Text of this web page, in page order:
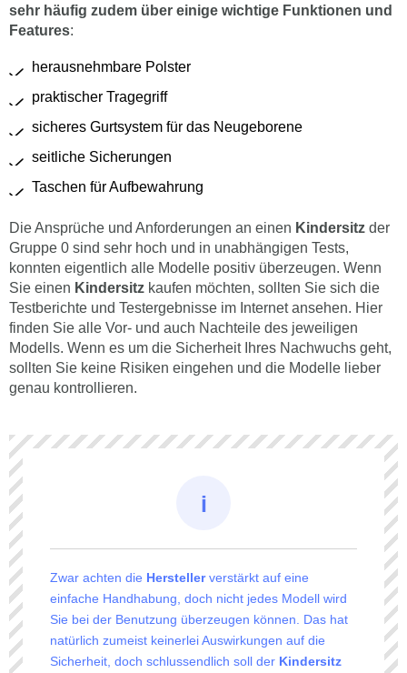
sehr häufig zudem über einige wichtige Funktionen und
Features:
herausnehmbare Polster
praktischer Tragegriff
sicheres Gurtsystem für das Neugeborene
seitliche Sicherungen
Taschen für Aufbewahrung
Die Ansprüche und Anforderungen an einen Kindersitz der
Gruppe 0 sind sehr hoch und in unabhängigen Tests,
konnten eigentlich alle Modelle positiv überzeugen. Wenn
Sie einen Kindersitz kaufen möchten, sollten Sie sich die
Testberichte und Testergebnisse im Internet ansehen. Hier
finden Sie alle Vor- und auch Nachteile des jeweiligen
Modells. Wenn es um die Sicherheit Ihres Nachwuchs geht,
sollten Sie keine Risiken eingehen und die Modelle lieber
genau kontrollieren.
Zwar achten die Herstellerverstärkt auf eine
einfache Handhabung, doch nicht jedes Modell wird
Sie bei der Benutzung überzeugen können. Das hat
natürlich zumeist keinerlei Auswirkungen auf die
Sicherheit, doch schlussendlich soll der Kindersitz